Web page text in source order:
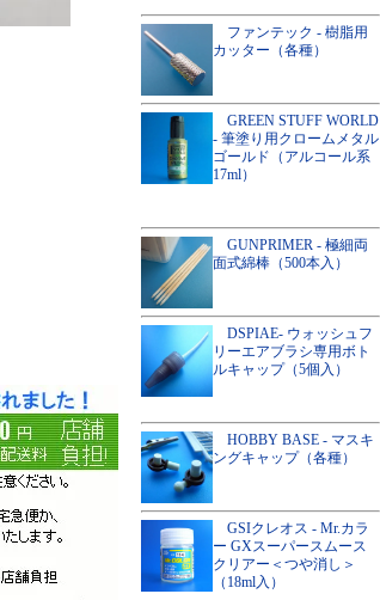
ファンテック - 樹脂用
カッター（各種）
GREEN STUFF WORLD
- 筆塗り用クロームメタル
ゴールド（アルコール系
17ml）
GUNPRIMER - 極細両
面式綿棒（500本入）
DSPIAE- ウォッシュフ
リーエアブラシ専用ボト
ルキャップ（5個入）
HOBBY BASE - マスキ
ングキャップ（各種）
GSIクレオス - Mr.カラ
ー GXスーパースムース
クリアー＜つや消し＞
（18ml入）